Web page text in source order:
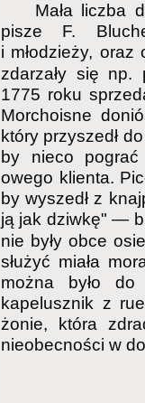
Mała liczba
pisze F.
i młodzieży,
zdarzały się np.
1775 roku
Morchoisne
który przyszedł
by nieco
owego klienta.
by wyszedł z
ją jak dziwkę" —
nie były obce
służyć miała
można było do
kapelusznik z
żonie, która
nieobecności w